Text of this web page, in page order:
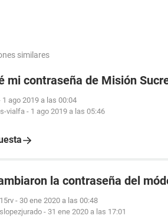
similares
mi contraseña de Misión
1 ago 2019 a las 00:04
vialfa- 1 ago 2019 a las 05:46
la contraseña del
- 30 ene 2020 a las 00:48
- 31 ene 2020 a las 17:01